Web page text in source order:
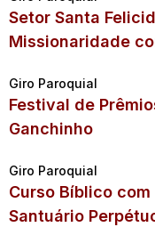
Setor Santa
Missionaridade
Giro Paroquial
Festival de
Ganchinho
Giro Paroquial
Curso Bíblico
Santuário